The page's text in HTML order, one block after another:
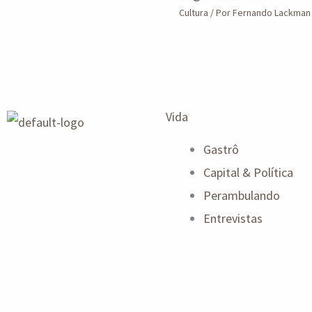
Cultura / PorFernando Lackman
Vida
Gastrô
Capital & Política
Perambulando
Entrevistas